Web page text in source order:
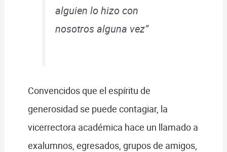
alguien lo hizo con
nosotros alguna vez”
Convencidos que el espíritu de
generosidad se puede contagiar, la
vicerrectora académica hace un llamado a
exalumnos, egresados, grupos de amigos,